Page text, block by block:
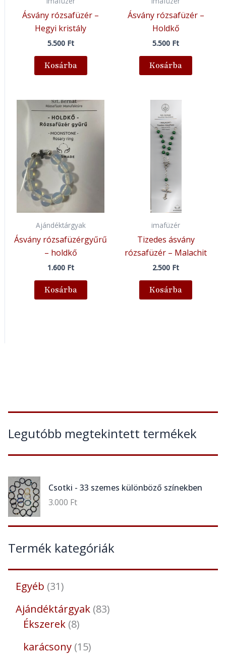
Legutóbb megtekintett termékek
Csotki - 33 szemes különböző színekben
3.000 Ft
Termék kategóriák
Egyéb 31
Ajándéktárgyak 83
Ékszerek 8
karácsony 15
Ásvány rózsafüzér –
Hegyi kristály
5.500 Ft
Kosárba
Ásvány rózsafüzér –
Holdkő
5.500 Ft
Kosárba
Ajándéktárgyak
Ásvány rózsafüzérgyűrű
– holdkő
1.600 Ft
Kosárba
imafüzér
Tizedes ásvány
rózsafüzér – Malachit
2.500 Ft
Kosárba